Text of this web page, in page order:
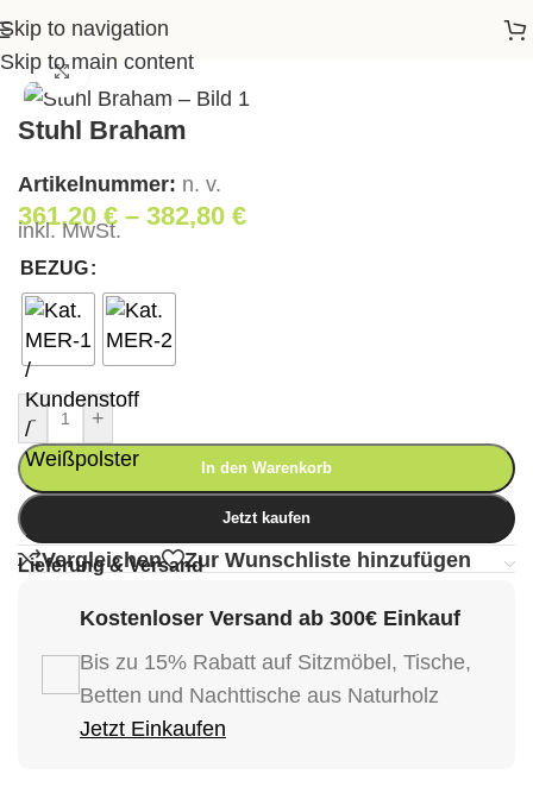
Skip to navigation
Skip to main content
Startseite>Shop>
Klick zum Vergrößern
Stuhl Braham
Artikelnummer: n. v.
361,20€ – 382,80 €
inkl. MwSt.
BEZUG
- +
In den Warenkorb
Jetzt kaufen
Vergleichen Zur Wunschliste hinzufügen
Lieferung & Versand
Kostenloser Versand ab 300€ Einkauf
Bis zu 15% Rabatt auf Sitzmöbel, Tische,
Betten und Nachttische aus Naturholz
Jetzt Einkaufen